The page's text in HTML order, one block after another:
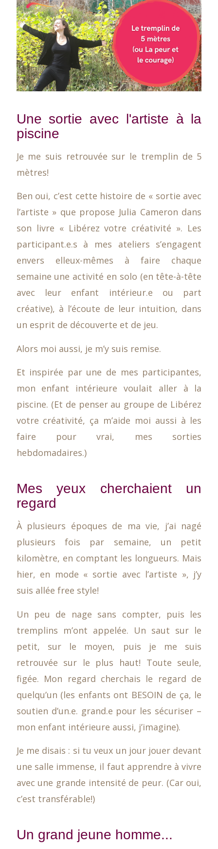
Une sortie avec l'artiste à la
piscine
Je me suis retrouvée sur le tremplin de 5
mètres!
Ben oui, c’est cette histoire de « sortie avec
l’artiste » que propose Julia Cameron dans
son livre « Libérez votre créativité ». Les
participant.e.s à mes ateliers s’engagent
envers elleux-mêmes à faire chaque
semaine une activité en solo (en tête-à-tête
avec leur enfant intérieur.e ou part
créative), à l’écoute de leur intuition, dans
un esprit de découverte et de jeu.
Alors moi aussi, je m’y suis remise.
Et inspirée par une de mes participantes,
mon enfant intérieure voulait aller à la
piscine. (Et de penser au groupe de Libérez
votre créativité, ça m’aide moi aussi à les
faire pour vrai, mes sorties
hebdomadaires.)
Mes yeux cherchaient un
regard
À plusieurs époques de ma vie, j’ai nagé
plusieurs fois par semaine, un petit
kilomètre, en comptant les longueurs. Mais
hier, en mode « sortie avec l’artiste », j’y
suis allée free style!
Un peu de nage sans compter, puis les
tremplins m’ont appelée. Un saut sur le
petit, sur le moyen, puis je me suis
retrouvée sur le plus haut! Toute seule,
figée. Mon regard cherchais le regard de
quelqu’un (les enfants ont BESOIN de ça, le
soutien d’un.e. grand.e pour les sécuriser –
mon enfant intérieure aussi, j’imagine).
Je me disais : si tu veux un jour jouer devant
une salle immense, il faut apprendre à vivre
avec une grande intensité de peur. (Car oui,
c’est transférable!)
Un grand jeune homme...